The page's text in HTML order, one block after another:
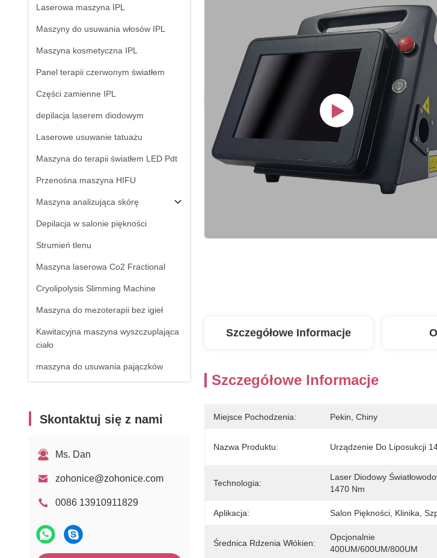
Laserowa maszyna IPL
Maszyny do usuwania włosów IPL
Maszyna kosmetyczna IPL
Panel terapii czerwonym światłem
Części zamienne IPL
depilacja laserem diodowym
Laserowe usuwanie tatuażu
Maszyna do terapii światłem LED Pdt
Przenośna maszyna HIFU
Maszyna analizująca skórę
Depilacja w salonie piękności
Strumień tlenu
Maszyna laserowa Co2 Fractional
Cryolipolysis Slimming Machine
Maszyna do mezoterapii bez igieł
Kawitacyjna maszyna wyszczuplająca
ciało
maszyna do usuwania pajączków
Skontaktuj się z nami
Ms. Dan
zohonice@zohonice.com
0086 13910911829
Szczegółowe Informacje
Szczegółowe Informacje
Miejsce Pochodzenia: Pekin, Chiny
Nazwa Produktu: Urządzenie Do Liposukcji
Technologia:
Laser Diodowy
1470 Nm
Aplikacja: Salon Piękności, Klinika,
Średnica Rdzenia Włókien:
Opcjonalnie
400UM/600UM/800UM